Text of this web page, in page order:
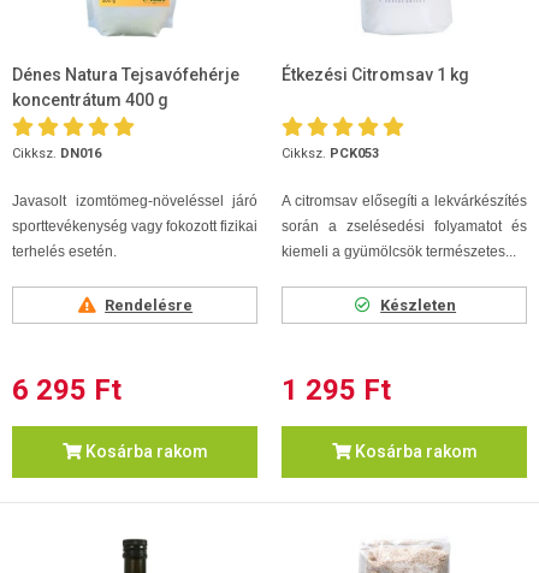
Dénes Natura Tejsavófehérje
koncentrátum 400 g
Cikksz. DN016
Javasolt izomtömeg-növeléssel járó
sporttevékenység vagy fokozott fizikai
terhelés esetén.
Rendelésre
6 295 Ft
Kosárba rakom
Étkezési Citromsav 1 kg
Cikksz. PCK053
A citromsav elősegíti a lekvárkészítés
során a zselésedési folyamatot és
kiemeli a gyümölcsök természetes...
Készleten
1 295 Ft
Kosárba rakom